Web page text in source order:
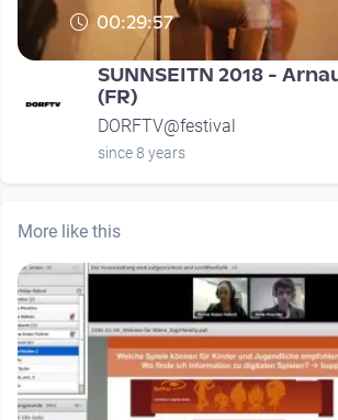
00:29:57
SUNNSEITN 2018 -
(FR)
DORFTV@festival
since 8 years
More like this